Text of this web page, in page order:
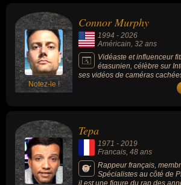
Notez-le !
Connor Murphy
1994 - 2026
Américain , 32 ans
Vidéaste et influenceur
étasunien, célèbre sur
ses vidéos de caméras
l'effet de surprise lié à son
bodybuilder, ses mises en
dépasser les 2 millions
chaîne YouTube et de devenir
incontournable du
culturisme à la fin des années
Tepa
1971 - 2019
Francais, 48 ans
Rappeur français,
Spécialistes au côté de